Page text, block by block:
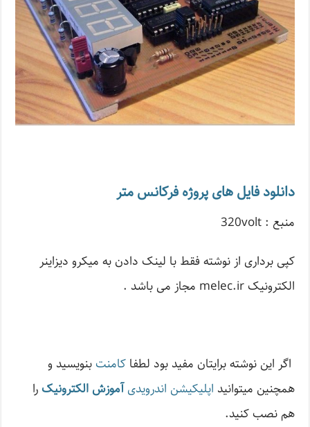
دانلود فایل های پروژه فرکانس متر
منبع : 320volt
کپی برداری از نوشته فقط با لینک دادن به میکرو دیزاینر
الکترونیک melec.ir مجاز می باشد .
اگر این نوشته‌ برایتان مفید بود لطفاکامنت بنویسید و
همچنین میتوانید اپلیکیشن اندرویدیآموزش الکترونیک را
هم نصب کنید.